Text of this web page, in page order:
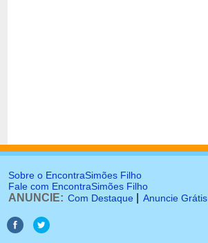
Sobre o EncontraSimões Filho
Fale com EncontraSimões Filho
ANUNCIE: Com Destaque Anuncie Grátis